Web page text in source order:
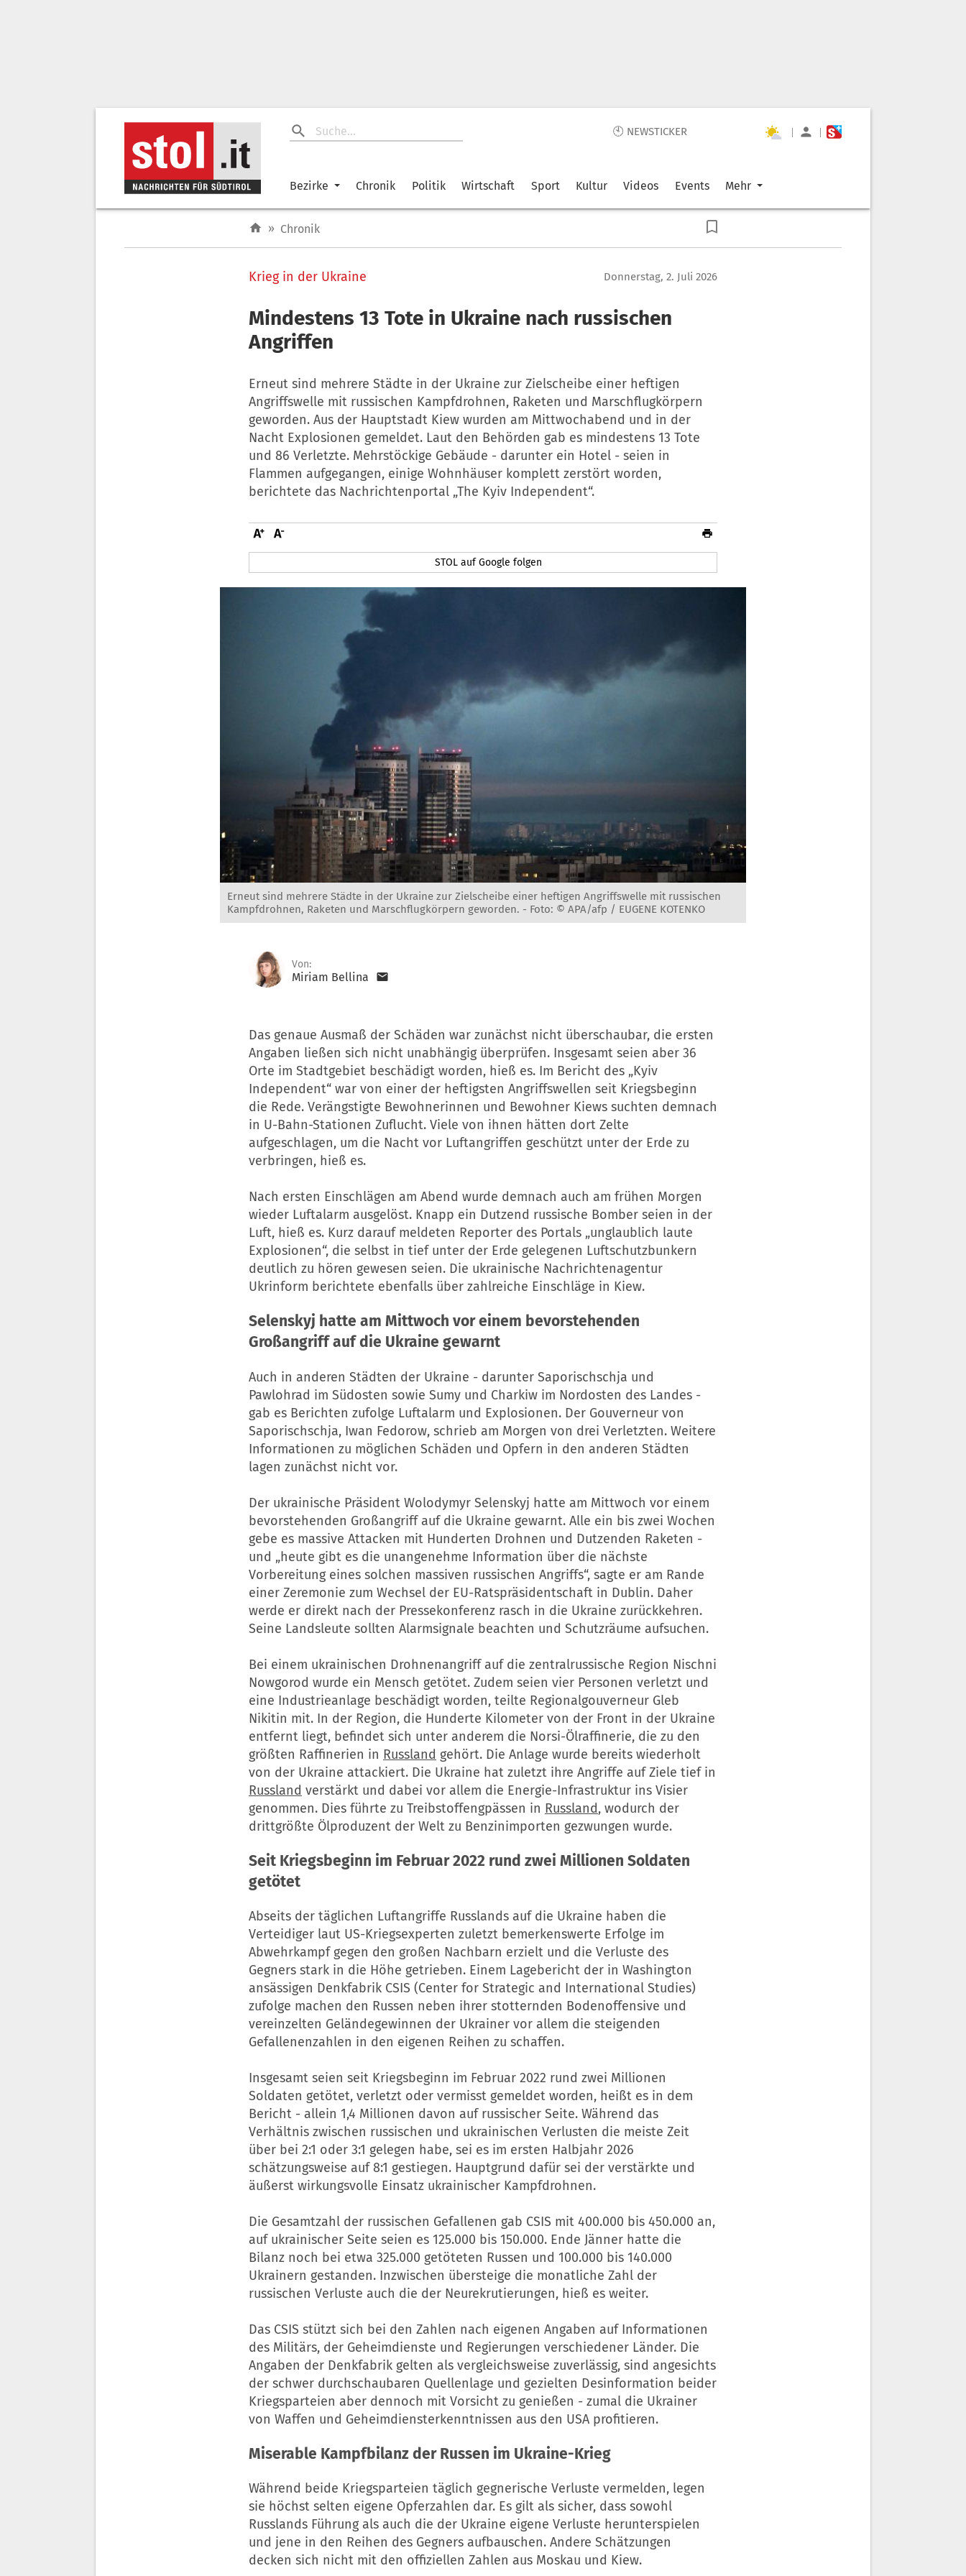
🕙 NEWSTICKER | |
Bezirke Chronik Politik Wirtschaft Sport Kultur Videos Events Mehr
» Chronik
Krieg in der Ukraine Donnerstag, 2. Juli 2026
Mindestens 13 Tote in Ukraine nach russischen
Angriffen
Erneut sind mehrere Städte in der Ukraine zur Zielscheibe einer heftigen
Angriffswelle mit russischen Kampfdrohnen, Raketen und Marschflugkörpern
geworden. Aus der Hauptstadt Kiew wurden am Mittwochabend und in der
Nacht Explosionen gemeldet. Laut den Behörden gab es mindestens 13 Tote
und 86 Verletzte. Mehrstöckige Gebäude - darunter ein Hotel - seien in
Flammen aufgegangen, einige Wohnhäuser komplett zerstört worden,
berichtete das Nachrichtenportal „The Kyiv Independent“.
STOL auf Google folgen
Erneut sind mehrere Städte in der Ukraine zur Zielscheibe einer heftigen Angriffswelle mit russischen
Kampfdrohnen, Raketen und Marschflugkörpern geworden. - Foto: © APA/afp / EUGENE KOTENKO
Von:
Miriam Bellina
Das genaue Ausmaß der Schäden war zunächst nicht überschaubar, die ersten
Angaben ließen sich nicht unabhängig überprüfen. Insgesamt seien aber 36
Orte im Stadtgebiet beschädigt worden, hieß es. Im Bericht des „Kyiv
Independent“ war von einer der heftigsten Angriffswellen seit Kriegsbeginn
die Rede. Verängstigte Bewohnerinnen und Bewohner Kiews suchten demnach
in U-Bahn-Stationen Zuflucht. Viele von ihnen hätten dort Zelte
aufgeschlagen, um die Nacht vor Luftangriffen geschützt unter der Erde zu
verbringen, hieß es.
Nach ersten Einschlägen am Abend wurde demnach auch am frühen Morgen
wieder Luftalarm ausgelöst. Knapp ein Dutzend russische Bomber seien in der
Luft, hieß es. Kurz darauf meldeten Reporter des Portals „unglaublich laute
Explosionen“, die selbst in tief unter der Erde gelegenen Luftschutzbunkern
deutlich zu hören gewesen seien. Die ukrainische Nachrichtenagentur
Ukrinform berichtete ebenfalls über zahlreiche Einschläge in Kiew.
Selenskyj hatte am Mittwoch vor einem bevorstehenden
Großangriff auf die Ukraine gewarnt
Auch in anderen Städten der Ukraine - darunter Saporischschja und
Pawlohrad im Südosten sowie Sumy und Charkiw im Nordosten des Landes -
gab es Berichten zufolge Luftalarm und Explosionen. Der Gouverneur von
Saporischschja, Iwan Fedorow, schrieb am Morgen von drei Verletzten. Weitere
Informationen zu möglichen Schäden und Opfern in den anderen Städten
lagen zunächst nicht vor.
Der ukrainische Präsident Wolodymyr Selenskyj hatte am Mittwoch vor einem
bevorstehenden Großangriff auf die Ukraine gewarnt. Alle ein bis zwei Wochen
gebe es massive Attacken mit Hunderten Drohnen und Dutzenden Raketen -
und „heute gibt es die unangenehme Information über die nächste
Vorbereitung eines solchen massiven russischen Angriffs“, sagte er am Rande
einer Zeremonie zum Wechsel der EU-Ratspräsidentschaft in Dublin. Daher
werde er direkt nach der Pressekonferenz rasch in die Ukraine zurückkehren.
Seine Landsleute sollten Alarmsignale beachten und Schutzräume aufsuchen.
Bei einem ukrainischen Drohnenangriff auf die zentralrussische Region Nischni
Nowgorod wurde ein Mensch getötet. Zudem seien vier Personen verletzt und
eine Industrieanlage beschädigt worden, teilte Regionalgouverneur Gleb
Nikitin mit. In der Region, die Hunderte Kilometer von der Front in der Ukraine
entfernt liegt, befindet sich unter anderem die Norsi-Ölraffinerie, die zu den
größten Raffinerien in Russland gehört. Die Anlage wurde bereits wiederholt
von der Ukraine attackiert. Die Ukraine hat zuletzt ihre Angriffe auf Ziele tief in
Russland verstärkt und dabei vor allem die Energie-Infrastruktur ins Visier
genommen. Dies führte zu Treibstoffengpässen in Russland, wodurch der
drittgrößte Ölproduzent der Welt zu Benzinimporten gezwungen wurde.
Seit Kriegsbeginn im Februar 2022 rund zwei Millionen Soldaten
getötet
Abseits der täglichen Luftangriffe Russlands auf die Ukraine haben die
Verteidiger laut US-Kriegsexperten zuletzt bemerkenswerte Erfolge im
Abwehrkampf gegen den großen Nachbarn erzielt und die Verluste des
Gegners stark in die Höhe getrieben. Einem Lagebericht der in Washington
ansässigen Denkfabrik CSIS (Center for Strategic and International Studies)
zufolge machen den Russen neben ihrer stotternden Bodenoffensive und
vereinzelten Geländegewinnen der Ukrainer vor allem die steigenden
Gefallenenzahlen in den eigenen Reihen zu schaffen.
Insgesamt seien seit Kriegsbeginn im Februar 2022 rund zwei Millionen
Soldaten getötet, verletzt oder vermisst gemeldet worden, heißt es in dem
Bericht - allein 1,4 Millionen davon auf russischer Seite. Während das
Verhältnis zwischen russischen und ukrainischen Verlusten die meiste Zeit
über bei 2:1 oder 3:1 gelegen habe, sei es im ersten Halbjahr 2026
schätzungsweise auf 8:1 gestiegen. Hauptgrund dafür sei der verstärkte und
äußerst wirkungsvolle Einsatz ukrainischer Kampfdrohnen.
Die Gesamtzahl der russischen Gefallenen gab CSIS mit 400.000 bis 450.000 an,
auf ukrainischer Seite seien es 125.000 bis 150.000. Ende Jänner hatte die
Bilanz noch bei etwa 325.000 getöteten Russen und 100.000 bis 140.000
Ukrainern gestanden. Inzwischen übersteige die monatliche Zahl der
russischen Verluste auch die der Neurekrutierungen, hieß es weiter.
Das CSIS stützt sich bei den Zahlen nach eigenen Angaben auf Informationen
des Militärs, der Geheimdienste und Regierungen verschiedener Länder. Die
Angaben der Denkfabrik gelten als vergleichsweise zuverlässig, sind angesichts
der schwer durchschaubaren Quellenlage und gezielten Desinformation beider
Kriegsparteien aber dennoch mit Vorsicht zu genießen - zumal die Ukrainer
von Waffen und Geheimdiensterkenntnissen aus den USA profitieren.
Miserable Kampfbilanz der Russen im Ukraine-Krieg
Während beide Kriegsparteien täglich gegnerische Verluste vermelden, legen
sie höchst selten eigene Opferzahlen dar. Es gilt als sicher, dass sowohl
Russlands Führung als auch die der Ukraine eigene Verluste herunterspielen
und jene in den Reihen des Gegners aufbauschen. Andere Schätzungen
decken sich nicht mit den offiziellen Zahlen aus Moskau und Kiew.